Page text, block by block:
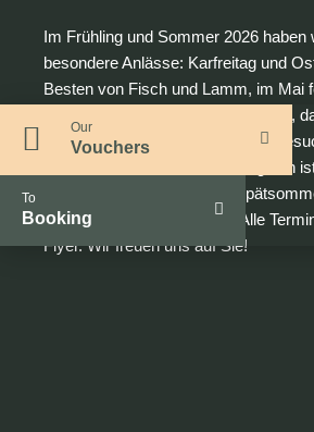
Im Frühling und Sommer 2026 haben
besondere Anlässe: Karfreitag und
Besten von Fisch und Lamm, im Mai
Kräutergerichte und die Spargelzeit,
ein ehrliches Danke mit Brunch,
oder im Beauty Island. Zu Pfingsten
wie immer geöffnet und im
herzhaft zur Pfifferlingszeit. Alle
Flyer. Wir freuen uns auf Sie!
Our
Vouchers
To
Booking